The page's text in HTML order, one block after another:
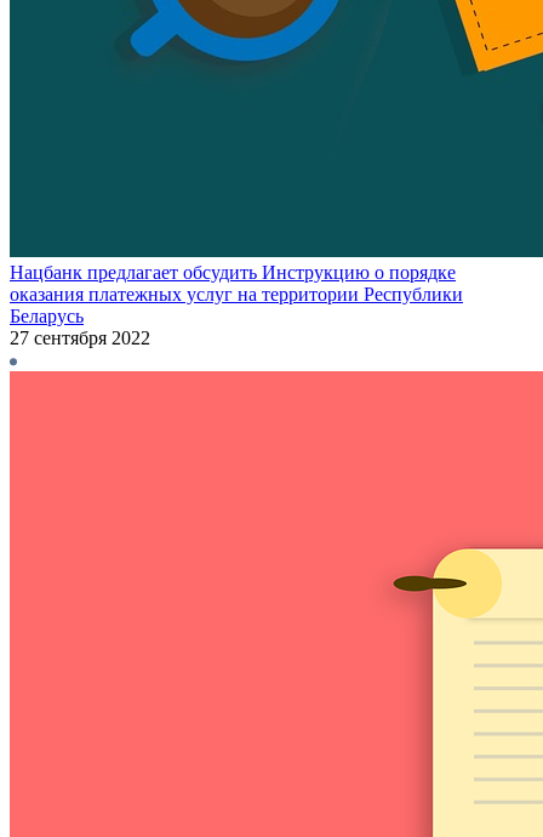
Нацбанк предлагает обсудить Инструкцию о порядке
оказания платежных услуг на территории Республики
Беларусь
27 сентября 2022